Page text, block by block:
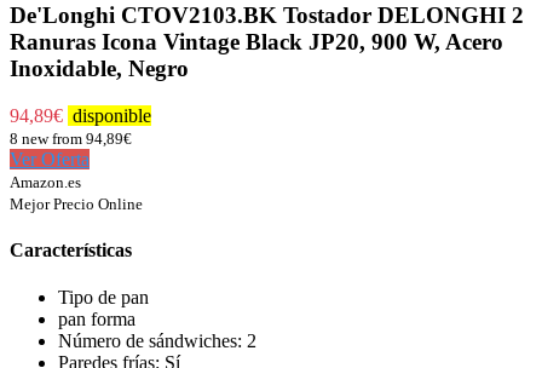
De'Longhi CTOV2103.BK Tostador DELONGHI 2
Ranuras Icona Vintage Black JP20, 900 W, Acero
Inoxidable, Negro
94,89€ disponible
8 new from 94,89€
Ver Oferta
Amazon.es
Mejor Precio Online
Características
Tipo de pan
pan forma
Número de sándwiches: 2
Paredes frías: Sí